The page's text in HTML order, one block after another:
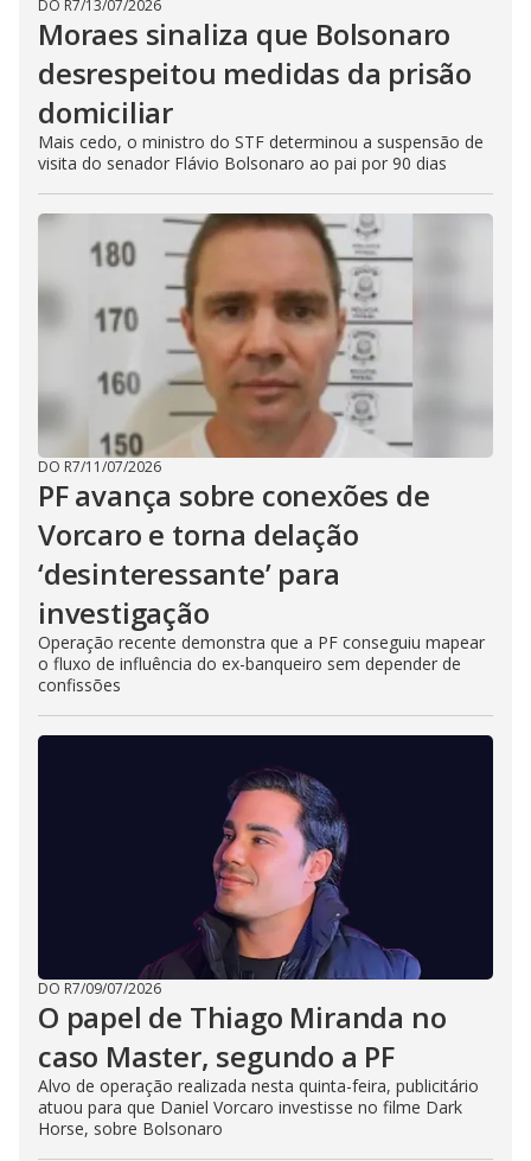
DO R7/13/07/2026
Moraes sinaliza que Bolsonaro
desrespeitou medidas da prisão
domiciliar
Mais cedo, o ministro do STF determinou a suspensão de
visita do senador Flávio Bolsonaro ao pai por 90 dias
DO R7/11/07/2026
PF avança sobre conexões de
Vorcaro e torna delação
‘desinteressante’ para
investigação
Operação recente demonstra que a PF conseguiu mapear
o fluxo de influência do ex-banqueiro sem depender de
confissões
DO R7/09/07/2026
O papel de Thiago Miranda no
caso Master, segundo a PF
Alvo de operação realizada nesta quinta-feira, publicitário
atuou para que Daniel Vorcaro investisse no filme Dark
Horse, sobre Bolsonaro